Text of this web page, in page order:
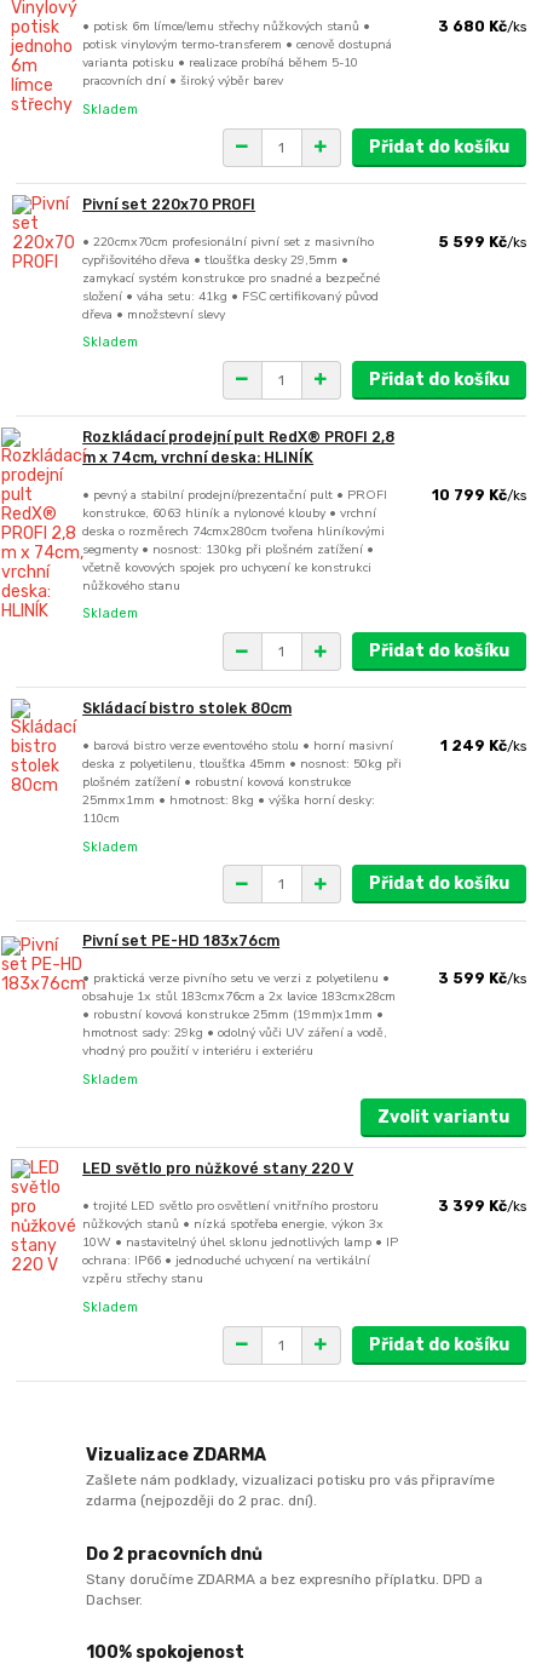
• potisk 6m límce/lemu střechy nůžkových stanů •
potisk vinylovým termo-transferem • cenově dostupná
varianta potisku • realizace probíhá během 5-10
pracovních dní • široký výběr barev
3 680 Kč/ks
Skladem
Přidat do košíku
Pivní set 220x70 PROFI
• 220cmx70cm profesionální pivní set z masivního
cypřišovitého dřeva • tloušťka desky 29,5mm •
zamykací systém konstrukce pro snadné a bezpečné
složení • váha setu: 41kg • FSC certifikovaný původ
dřeva • množstevní slevy
5 599 Kč/ks
Skladem
Přidat do košíku
Rozkládací prodejní pult RedX® PROFI 2,8
m x 74cm, vrchní deska: HLINÍK
• pevný a stabilní prodejní/prezentační pult • PROFI
konstrukce, 6063 hliník a nylonové klouby • vrchní
deska o rozměrech 74cmx280cm tvořena hliníkovými
segmenty • nosnost: 130kg při plošném zatížení •
včetně kovových spojek pro uchycení ke konstrukci
nůžkového stanu
10 799 Kč/ks
Skladem
Přidat do košíku
Skládací bistro stolek 80cm
• barová bistro verze eventového stolu • horní masivní
deska z polyetilenu, tloušťka 45mm • nosnost: 50kg při
plošném zatížení • robustní kovová konstrukce
25mmx1mm • hmotnost: 8kg • výška horní desky:
110cm
1 249 Kč/ks
Skladem
Přidat do košíku
Pivní set PE-HD 183x76cm
• praktická verze pivního setu ve verzi z polyetilenu •
obsahuje 1x stůl 183cmx76cm a 2x lavice 183cmx28cm
• robustní kovová konstrukce 25mm (19mm)x1mm •
hmotnost sady: 29kg • odolný vůči UV záření a vodě,
vhodný pro použití v interiéru i exteriéru
3 599 Kč/ks
Skladem
Zvolit variantu
LED světlo pro nůžkové stany 220 V
• trojité LED světlo pro osvětlení vnitřního prostoru
nůžkových stanů • nízká spotřeba energie, výkon 3x
10W • nastavitelný úhel sklonu jednotlivých lamp • IP
ochrana: IP66 • jednoduché uchycení na vertikální
vzpěru střechy stanu
3 399 Kč/ks
Skladem
Přidat do košíku
Vizualizace ZDARMA
Zašlete nám podklady, vizualizaci potisku pro vás připravíme
zdarma (nejpozději do 2 prac. dní).
Do 2 pracovních dnů
Stany doručíme ZDARMA a bez expresního příplatku. DPD a
Dachser.
100% spokojenost